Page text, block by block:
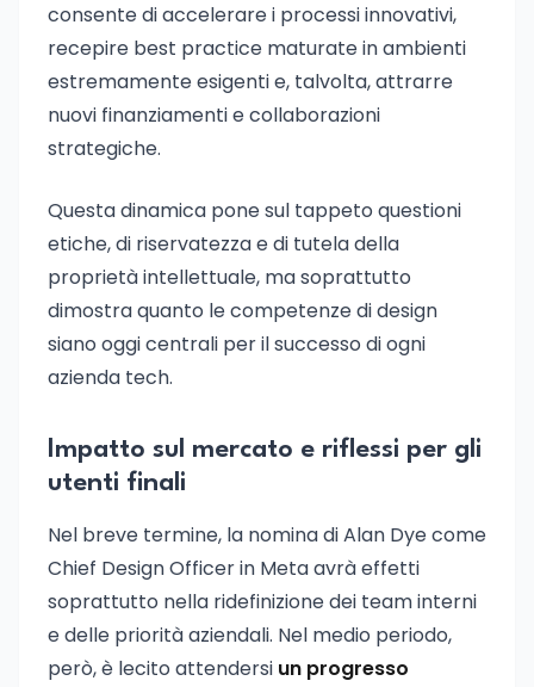
consente di accelerare i processi innovativi,
recepire best practice maturate in ambienti
estremamente esigenti e, talvolta, attrarre
nuovi finanziamenti e collaborazioni
strategiche.
Questa dinamica pone sul tappeto questioni
etiche, di riservatezza e di tutela della
proprietà intellettuale, ma soprattutto
dimostra quanto le competenze di design
siano oggi centrali per il successo di ogni
azienda tech.
Impatto sul mercato e riflessi per gli
utenti finali
Nel breve termine, la nomina di Alan Dye come
Chief Design Officer in Meta avrà effetti
soprattutto nella ridefinizione dei team interni
e delle priorità aziendali. Nel medio periodo,
però, è lecito attendersi un progresso